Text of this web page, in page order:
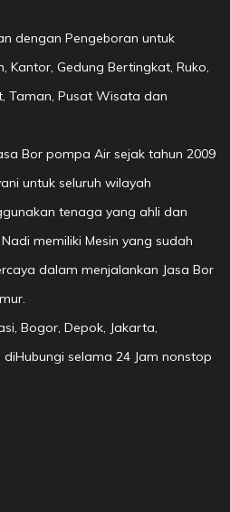
dengan Pengeboran untuk
Kantor, Gedung Bertingkat, Ruko,
Taman, Pusat Wisata dan
Bor pompa Air sejak tahun 2009
untuk seluruh wilayah
tenaga yang ahli dan
memiliki Mesin yang sudah
dalam menjalankan Jasa Bor
Bogor, Depok, Jakarta,
selama 24 Jam nonstop